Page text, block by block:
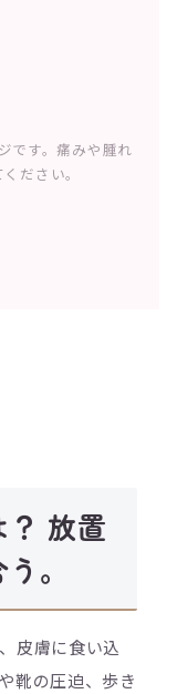
です。痛みや腫れ
ださい。
放置
。
皮膚に食い込
靴の圧迫、歩き